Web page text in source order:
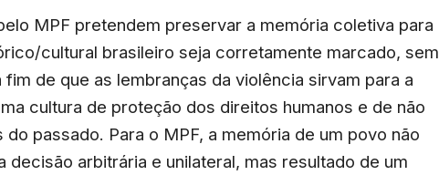
MPF pretendem preservar a memória coletiva para
cultural brasileiro seja corretamente marcado, sem
de que as lembranças da violência sirvam para a
cultura de proteção dos direitos humanos e de não
passado. Para o MPF, a memória de um povo não
decisão arbitrária e unilateral, mas resultado de um